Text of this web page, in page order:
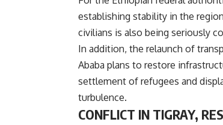
establishing stability in the
civilians is also being seriously
In addition, the relaunch of
Ababa plans to restore
settlement of refugees and
turbulence.
CONFLICT IN TIGRAY,